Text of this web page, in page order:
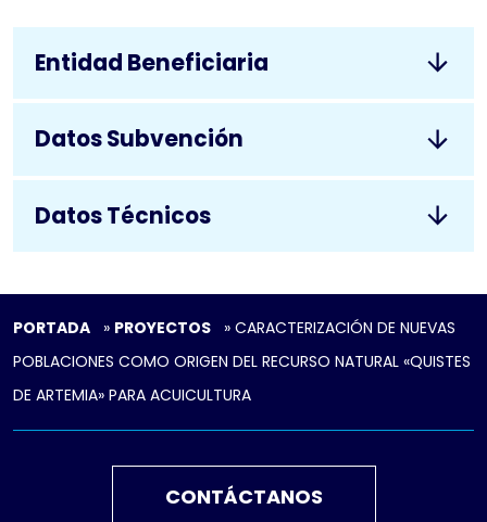
PORTADA » PROYECTOS » CARACTERIZACIÓN DE NUEVAS
POBLACIONES COMO ORIGEN DEL RECURSO NATURAL «QUISTES
DE ARTEMIA» PARA ACUICULTURA
Entidad Beneficiaria
Datos Subvención
Datos Técnicos
CONTÁCTANOS